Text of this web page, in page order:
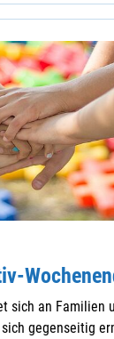
sich an Familien
gegenseitig